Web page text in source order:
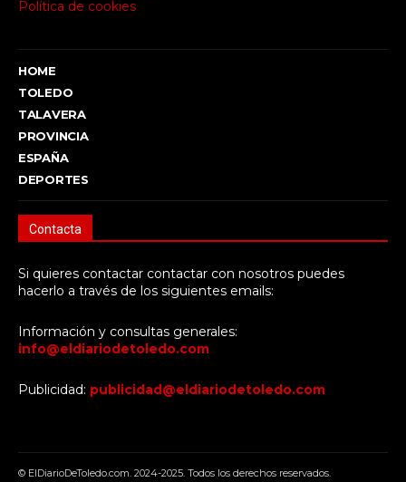
Política de cookies
HOME
TOLEDO
TALAVERA
PROVINCIA
ESPAÑA
DEPORTES
Contacta
Si quieres contactar contactar con nosotros puedes
hacerlo a través de los siguientes emails:
Información y consultas generales:
info@eldiariodetoledo.com
Publicidad: publicidad@eldiariodetoledo.com
© ElDiarioDeToledo.com. 2024-2025. Todos los derechos reservados.